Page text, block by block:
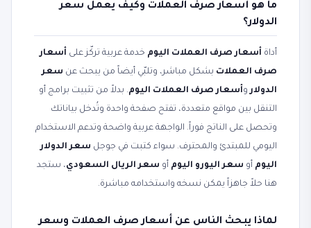
ما هو أسعار صرف العملات وكيف يعمل سعر
الدولار؟
أداة أسعار صرف العملات اليوم خدمة عربية تركّز على أسعار
صرف العملات بشكل مباشر، وتلبّي أيضاً من يبحث عن سعر
الدولاروأسعار صرف العملات اليوم. بدلاً من تثبيت برامج أو
التنقل بين مواقع متعددة، تفتح صفحة واحدة وتُدخل بياناتك
وتحصل على الناتج فوراً. الواجهة عربية واضحة وتدعم الاستخدام
اليومي للمبتدئ والمحترف. سواء كتبت في جوجل سعر الدولار
اليوم أو سعر اليورو اليوم أو سعر الريال السعودي، ستجد
هنا حلاً جاهزاً يمكن نسخه واستخدامه مباشرة.
لماذا يبحث الناس عن أسعار صرف العملات وسعر